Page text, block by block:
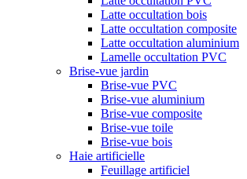
Latte occultation bois
Latte occultation composite
Latte occultation aluminium
Lamelle occultation PVC
Brise-vue jardin
Brise-vue PVC
Brise-vue aluminium
Brise-vue composite
Brise-vue toile
Brise-vue bois
Haie artificielle
Feuillage artificiel